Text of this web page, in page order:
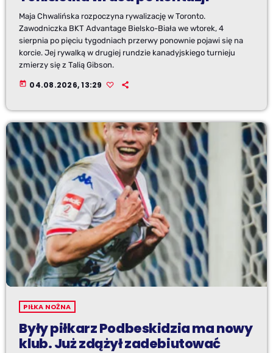
Maja Chwalińska rozpoczyna rywalizację w Toronto.
Zawodniczka BKT Advantage Bielsko-Biała we wtorek, 4
sierpnia po pięciu tygodniach przerwy ponownie pojawi się na
korcie. Jej rywalką w drugiej rundzie kanadyjskiego turnieju
zmierzy się z Talią Gibson.
today 04.08.2026, 13:29
PIŁKA NOŻNA
Były piłkarz Podbeskidzia ma nowy
klub. Już zdążył zadebiutować